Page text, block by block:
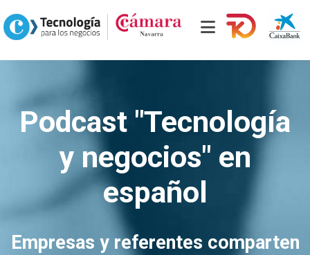
Podcast "Tecnología
y negocios" en
español
Empresas y referentes comparten